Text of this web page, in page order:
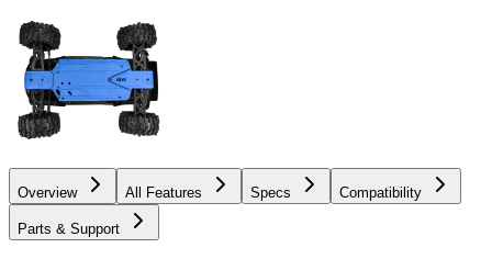
Overview All Features Specs Compatibility
Parts & Support